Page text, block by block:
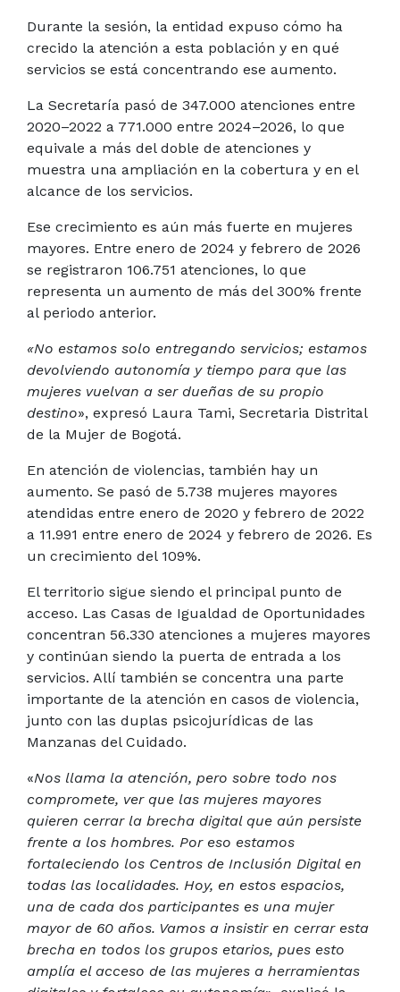
Durante la sesión, la entidad expuso cómo ha
crecido la atención a esta población y en qué
servicios se está concentrando ese aumento.
La Secretaría pasó de 347.000 atenciones entre
2020–2022 a 771.000 entre 2024–2026, lo que
equivale a más del doble de atenciones y
muestra una ampliación en la cobertura y en el
alcance de los servicios.
Ese crecimiento es aún más fuerte en mujeres
mayores. Entre enero de 2024 y febrero de 2026
se registraron 106.751 atenciones, lo que
representa un aumento de más del 300% frente
al periodo anterior.
«No estamos solo entregando servicios; estamos
devolviendo autonomía y tiempo para que las
mujeres vuelvan a ser dueñas de su propio
destino», expresó Laura Tami, Secretaria Distrital
de la Mujer de Bogotá.
En atención de violencias, también hay un
aumento. Se pasó de 5.738 mujeres mayores
atendidas entre enero de 2020 y febrero de 2022
a 11.991 entre enero de 2024 y febrero de 2026. Es
un crecimiento del 109%.
El territorio sigue siendo el principal punto de
acceso. Las Casas de Igualdad de Oportunidades
concentran 56.330 atenciones a mujeres mayores
y continúan siendo la puerta de entrada a los
servicios. Allí también se concentra una parte
importante de la atención en casos de violencia,
junto con las duplas psicojurídicas de las
Manzanas del Cuidado.
«Nos llama la atención, pero sobre todo nos
compromete, ver que las mujeres mayores
quieren cerrar la brecha digital que aún persiste
frente a los hombres. Por eso estamos
fortaleciendo los Centros de Inclusión Digital en
todas las localidades. Hoy, en estos espacios,
una de cada dos participantes es una mujer
mayor de 60 años. Vamos a insistir en cerrar esta
brecha en todos los grupos etarios, pues esto
amplía el acceso de las mujeres a herramientas